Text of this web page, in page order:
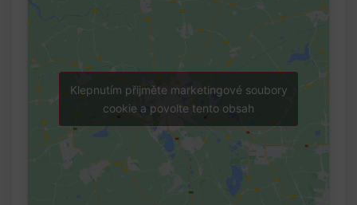
Klepnutím přijměte marketingové soubory
cookie a povolte tento obsah